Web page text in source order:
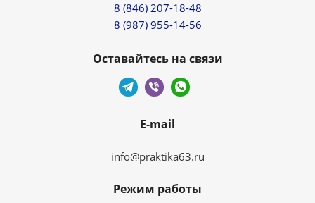
8 (846) 207-18-48
8 (987) 955-14-56
Оставайтесь на связи
E-mail
info@praktika63.ru
Режим работы